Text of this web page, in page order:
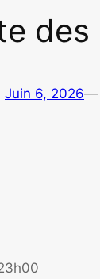
des
Juin 6, 2026—